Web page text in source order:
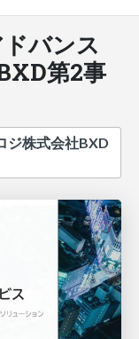
バンス
第2事
ジ株式会社BXD